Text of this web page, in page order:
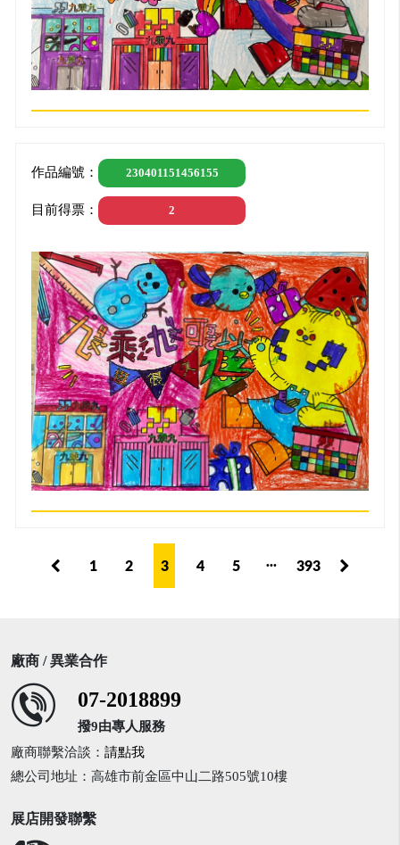
作品編號： 230401151456155
目前得票： 2
1 2 3 4 5 ... 393
廠商 / 異業合作
07-2018899
撥9由專人服務
廠商聯繫洽談： 請點我
總公司地址：高雄市前金區中山二路505號10樓
展店開發聯繫